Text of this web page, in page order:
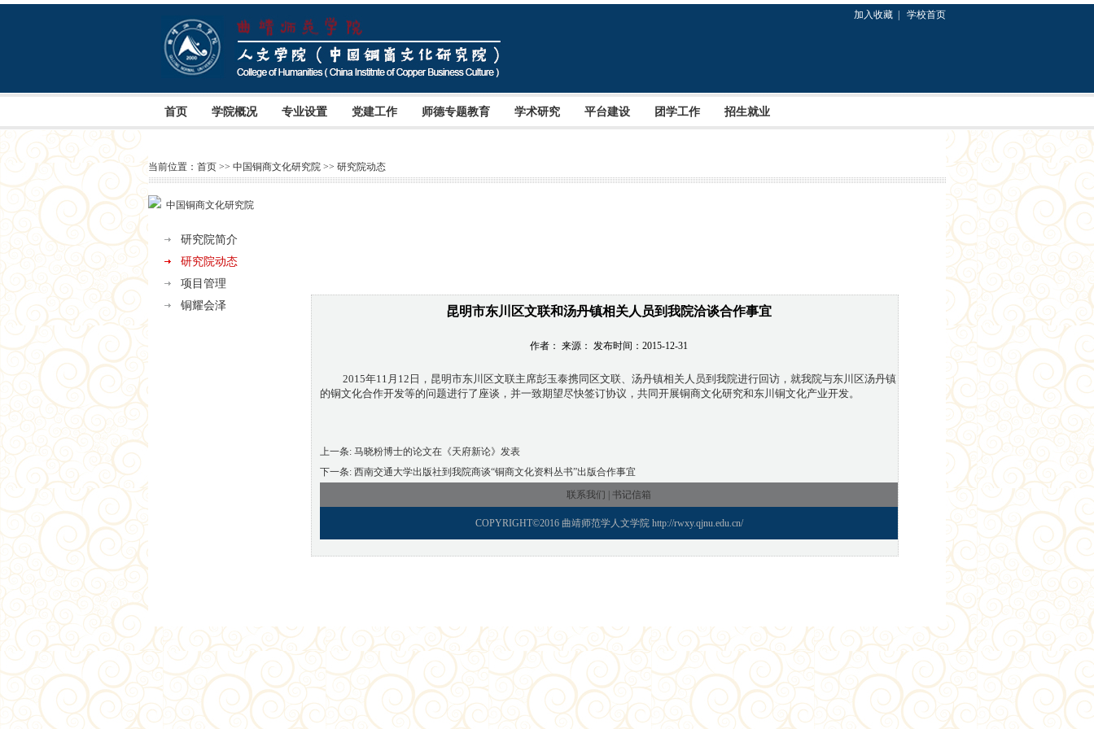
加入收藏 | 学校首页
首页 学院概况 专业设置 党建工作 师德专题教育 学术研究 平台建设 团学工作 招生就业
当前位置： 首页 >> 中国铜商文化研究院 >> 研究院动态
中国铜商文化研究院
研究院简介
研究院动态
项目管理
铜耀会泽
昆明市东川区文联和汤丹镇相关人员到我院洽谈合作事宜
作者： 来源： 发布时间：2015-12-31
2015年11 月 12 日，昆明市东川区文联主席彭玉泰携同区文联、汤丹镇相关人员到我院进行回访，就我院与东川区汤丹镇
的铜文化合作开发等的问题进行了座谈，并一致期望尽快签订协议，共同开展铜商文化研究和东川铜文化产业开发。
上一条: 马晓粉博士的论文在《天府新论》发表
下一条: 西南交通大学出版社到我院商谈“铜商文化资料丛书”出版合作事宜
联系我们 | 书记信箱
COPYRIGHT©2016 曲靖师范学人文学院 http://rwxy.qjnu.edu.cn/